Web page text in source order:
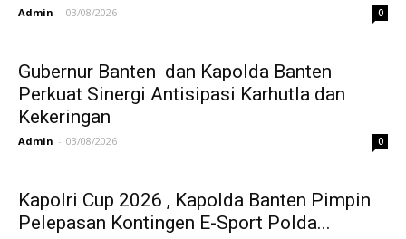
Admin - 03/08/2026 0
Gubernur Banten dan Kapolda Banten
Perkuat Sinergi Antisipasi Karhutla dan
Kekeringan
Admin - 03/08/2026 0
Kapolri Cup 2026 , Kapolda Banten Pimpin
Pelepasan Kontingen E-Sport Polda...